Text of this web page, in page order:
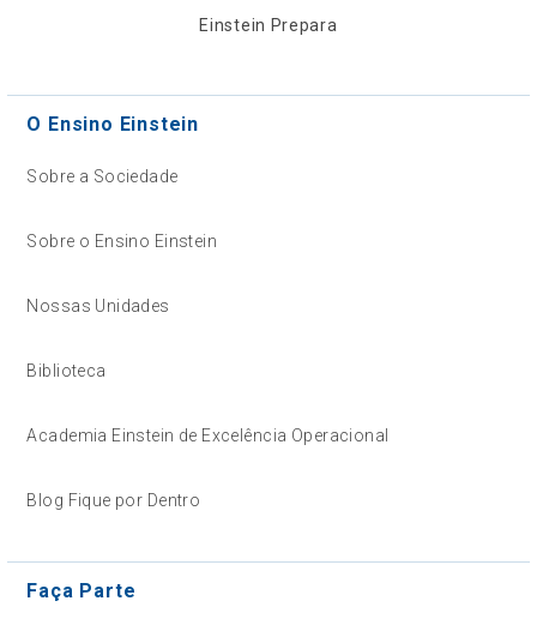
Einstein Prepara
O Ensino Einstein
Sobre a Sociedade
Sobre o Ensino Einstein
Nossas Unidades
Biblioteca
Academia Einstein de Excelência Operacional
Blog Fique por Dentro
Faça Parte